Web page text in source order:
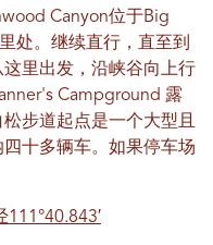
Canyon位于Big
处。继续直行，直至到
里出发，沿峡谷向上行
Campground 露
步道起点是一个大型且
十多辆车。如果停车场
111°40.843′